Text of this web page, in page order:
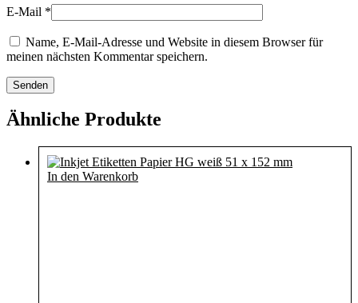
E-Mail *
Name, E-Mail-Adresse und Website in diesem Browser für
meinen nächsten Kommentar speichern.
Ähnliche Produkte
In den Warenkorb